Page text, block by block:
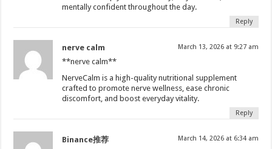
mentally confident throughout the day.
Reply
nerve calm March 13, 2026 at 9:27 am
**nerve calm**
NerveCalm is a high-quality nutritional supplement
crafted to promote nerve wellness, ease chronic
discomfort, and boost everyday vitality.
Reply
Binance推荐 March 14, 2026 at 6:34 am